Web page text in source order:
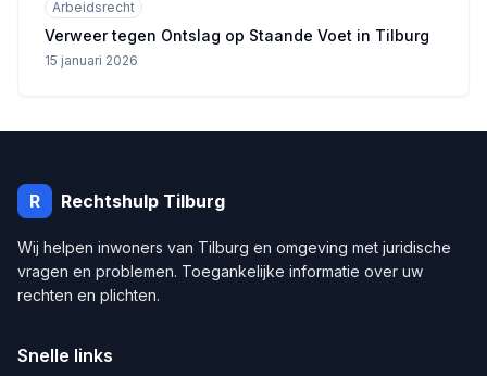
Arbeidsrecht
Verweer tegen Ontslag op Staande Voet in Tilburg
15 januari 2026
R Rechtshulp Tilburg
Wij helpen inwoners van Tilburg en omgeving met juridische
vragen en problemen. Toegankelijke informatie over uw
rechten en plichten.
Snelle links